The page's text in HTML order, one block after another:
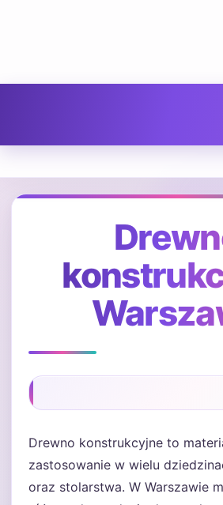
Drewno konstrukcyjne to
zastosowanie w wielu
oraz stolarstwa. W Warszawie